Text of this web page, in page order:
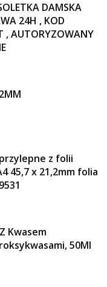
DAMSKA
24H , KOD
, AUTORYZOWANY
z folii
45,7 x 21,2mm folia
Kwasem
50Ml